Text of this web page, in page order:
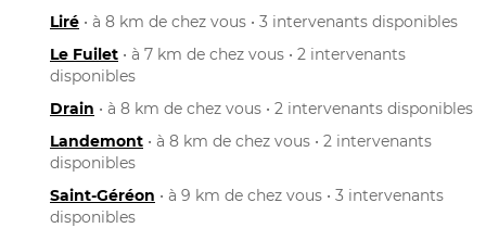
Liré • à 8 km de chez vous • 3 intervenants disponibles
Le Fuilet • à 7 km de chez vous • 2 intervenants
disponibles
Drain • à 8 km de chez vous • 2 intervenants disponibles
Landemont • à 8 km de chez vous • 2 intervenants
disponibles
Saint-Géréon • à 9 km de chez vous • 3 intervenants
disponibles